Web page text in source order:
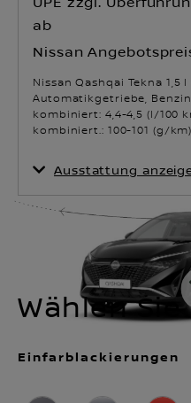
ab
Nissan
Nissan Qashqai Tekna 1,5 l
Automatikgetriebe,
kombiniert: 4,4-4,5 (l/100
kombiniert.: 100-101 (g/
Ausstattung
kombiniert
4,4-4,5 l/100 km
CO₂-Emissionen
kombiniert
100-101 g/km
Wählen
Einfarblackierungen